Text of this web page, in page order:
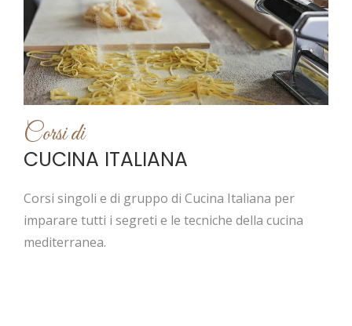
Corsi di
CUCINA ITALIANA
Corsi singoli e di gruppo di Cucina Italiana per
imparare tutti i segreti e le tecniche della cucina
mediterranea.